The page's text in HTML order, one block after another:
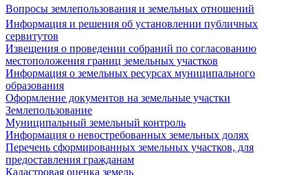
Вопросы землепользования и земельных отношений
Информация и решения об установлении публичных
сервитутов
Извещения о проведении собраний по согласованию
местоположения границ земельных участков
Информация о земельных ресурсах муниципального
образования
Оформление документов на земельные участки
Землепользование
Муниципальный земельный контроль
Информация о невостребованных земельных долях
Перечень сформированных земельных участков, для
предоставления гражданам
Кадастровая оценка земель